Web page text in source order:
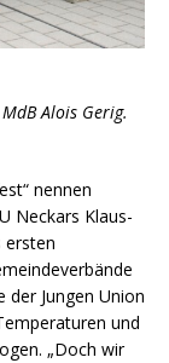
Alois Gerig.
nennen
Neckars Klaus-
ersten
der Jungen Union
und
„Doch wir